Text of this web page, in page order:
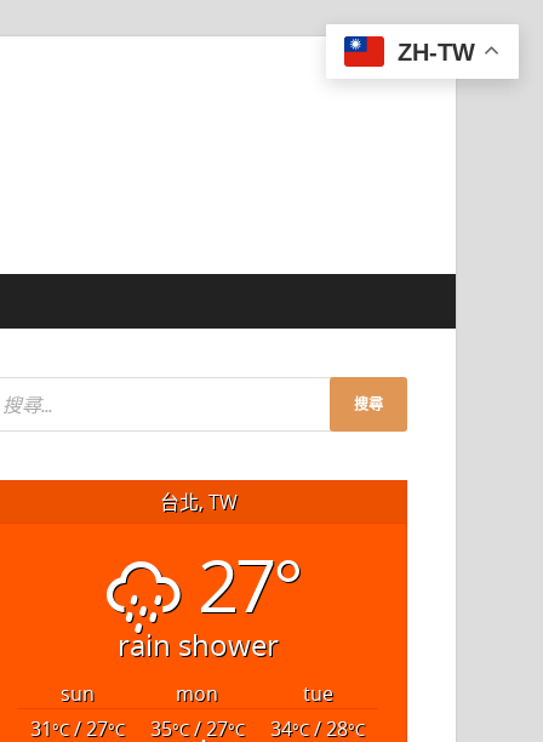
台北, TW
27°
rain shower
sun mon
tue
31°C/ 27°C 35°C/ 27°C 34°C/ 28°C
ZH-TW